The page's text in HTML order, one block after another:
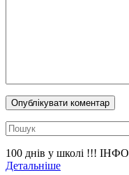
100 днів у школі !!! ІНФО
Детальніше